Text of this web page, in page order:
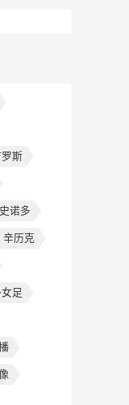
斯
诺多
辛历克
足